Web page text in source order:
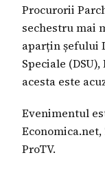
Procurorii
sechestru mai
aparțin șefului
Speciale
acesta este
Evenimentul
ProTV.